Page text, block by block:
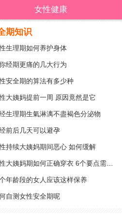
女性健康
期知识
生理期如何养护身体
经期更痛的几大行为
安全期的算法有多少种
大姨妈提前一周 原因竟然是它
生理期生氣淋漓不盡褐色分泌物
前后几天可以避孕
持续大姨妈期间恶心 如何缓解
年龄段的女人应该这样保养
自测女性安全期呢